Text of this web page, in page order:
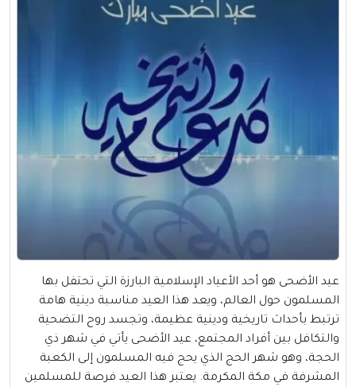
عيد الأضحى هو أحد الأعياد الإسلامية البارزة التي تحتفل بها
المسلمون حول العالم، ويعد هذا العيد مناسبة دينية هامة
ترتبط بأحداث تاريخية ودينية عظيمة، وتجسد روح التضحية
والتكافل بين أفراد المجتمع، عيد الأضحى يأتي في شهر ذي
الحجة، وهو شهر الحج الذي يحج فيه المسلمون إلى الكعبة
المشرفة في مكة المكرمة. يعتبر هذا العيد فرصة للمسلمين